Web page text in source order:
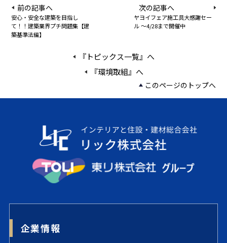
前の記事へ
安心・安全な建築を目指し
て！！建築業界プチ問題集【建
築基準法編】
次の記事へ
ヤヨイフェア施工具大感謝セー
ル ～4/28まで開催中
『トピックス一覧』へ
『環境取組』へ
このページのトップへ
企業情報